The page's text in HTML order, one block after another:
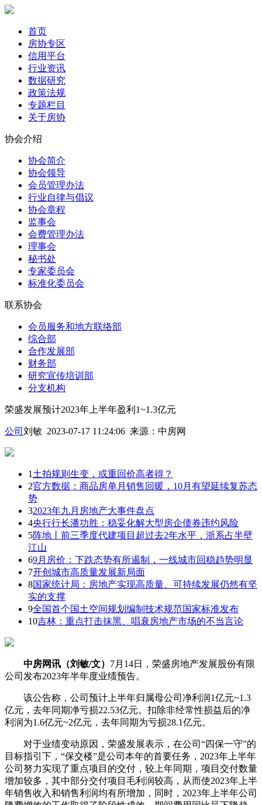
首页
房协专区
信用平台
行业资讯
数据研究
政策法规
专题栏目
关于房协
协会介绍
协会简介
协会领导
会员管理办法
行业自律与倡议
协会章程
监事会
会费管理办法
理事会
秘书处
专家委员会
标准化委员会
联系协会
会员服务和地方联络部
综合部
合作发展部
财务部
研究宣传培训部
分支机构
荣盛发展预计2023年上半年盈利1~1.3亿元
公司 刘敏 2023-07-17 11:24:06 来源： 中房网
1 土拍规则生变，或重回价高者得？
2官方数据：商品房单月销售回暖，10月有望延续复苏态
势
32023年九月房地产大事件盘点
4央行行长潘功胜：稳妥化解大型房企债券违约风险
5阵地丨前三季度代建项目超过去2年水平，浙系占半壁
江山
69月房价：下跌态势有所遏制，一线城市回稳趋势明显
7开创城市高质量发展新局面
8国家统计局：房地产实现高质量、可持续发展仍然有坚
实的支撑
9全国首个国土空间规划编制技术规范国家标准发布
10吉林：重点打击抹黑、唱衰房地产市场的不当言论
中房网讯（刘敏/文） 7月14日，荣盛房地产发展股份有限
公司发布2023年半年度业绩预告。
该公告称，公司预计上半年归属母公司净利润1亿元~1.3
亿元，去年同期净亏损22.53亿元。扣除非经常性损益后的净
利润为1.6亿元~2亿元，去年同期为亏损28.1亿元。
对于业绩变动原因，荣盛发展表示，在公司“四保一守”的
目标指引下，“保交楼”是公司本年的首要任务，2023年上半年
公司努力实现了重点项目的交付，较上年同期，项目交付数量
增加较多，其中部分交付项目毛利润较高，从而使2023年上半
年销售收入和销售利润均有所增加，同时，2023年上半年公司